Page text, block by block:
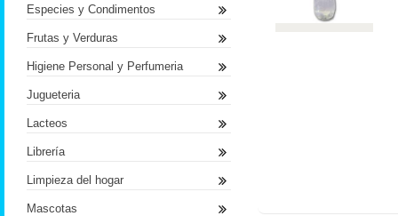
Especies y Condimentos
Frutas y Verduras
Higiene Personal y Perfumeria
Jugueteria
Lacteos
Librería
Limpieza del hogar
Mascotas